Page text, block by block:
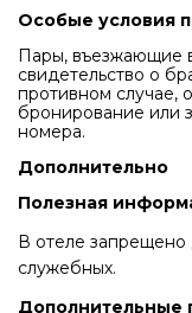
Особые условия
Пары, въезжающие
свидетельство о
противном случае,
бронирование или
номера.
Дополнительно
Полезная
В отеле запрещено
служебных.
Дополнительные